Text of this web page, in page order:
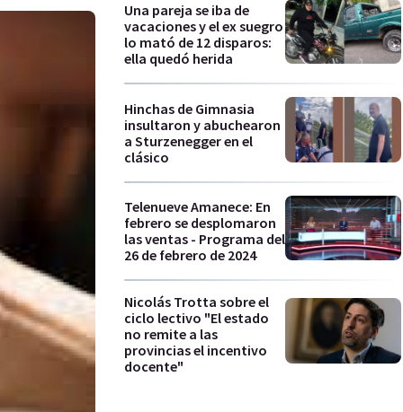
Una pareja se iba de
vacaciones y el ex suegro
lo mató de 12 disparos:
ella quedó herida
Hinchas de Gimnasia
insultaron y abuchearon
a Sturzenegger en el
clásico
Telenueve Amanece: En
febrero se desplomaron
las ventas - Programa del
26 de febrero de 2024
Nicolás Trotta sobre el
ciclo lectivo "El estado
no remite a las
provincias el incentivo
docente"